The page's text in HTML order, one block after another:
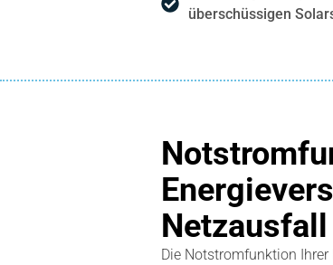
überschüssigen
Netzausfall
Die Notstromfunktion